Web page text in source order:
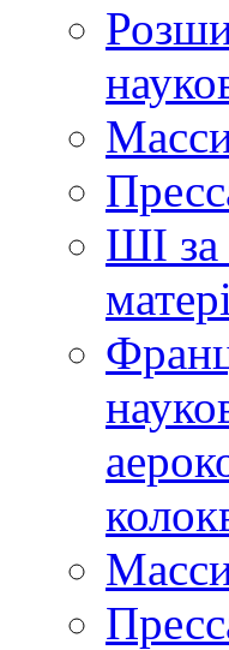
ШІ за